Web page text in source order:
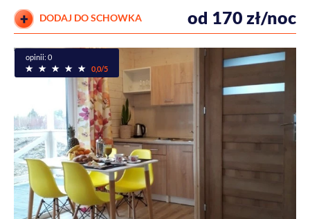
DODAJ DO SCHOWKA od 170 zł/noc
opinii: 0
0,0/5